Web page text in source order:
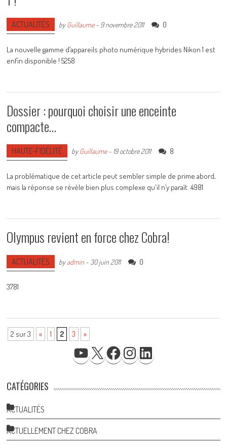
ACTUALITÉS byGuillaume- 9 novembre 2011 0
La nouvelle gamme d’appareils photo numérique hybrides Nikon 1 est
enfin disponible ! 5258
Dossier : pourquoi choisir une enceinte
compacte…
HAUTE-FIDÉLITÉ byGuillaume- 19 octobre 2011 8
La problématique de cet article peut sembler simple de prime abord,
mais la réponse se révèle bien plus complexe qu'il n’y paraît. 4981
Olympus revient en force chez Cobra!
ACTUALITÉS byadmin - 30 juin 2011 0
3781
2 sur 3 « 1 2 3 »
YOUTUBE
CATÉGORIES
ACTUALITÉS
ACTUELLEMENT CHEZ COBRA